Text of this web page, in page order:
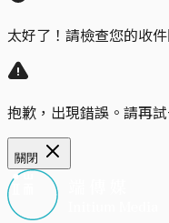
太好了！請檢查您的收
抱歉，出現錯誤。請再試
關閉